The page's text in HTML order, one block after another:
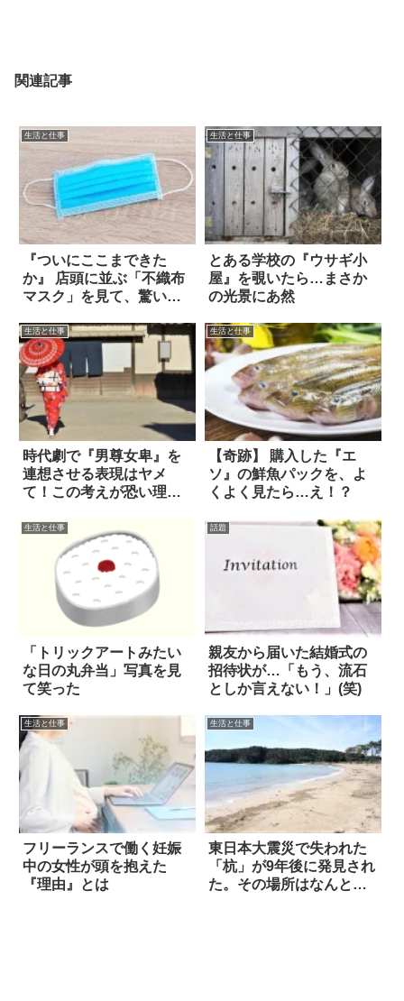
関連記事
生活と仕事
『ついにここまできた
か』 店頭に並ぶ「不織布
マスク」を見て、驚い
生活と仕事
とある学校の『ウサギ小
屋』を覗いたら…まさか
の光景にあ然
生活と仕事
時代劇で『男尊女卑』を
連想させる表現はヤメ
て！この考えが恐い理由
生活と仕事
【奇跡】 購入した『エ
ソ』の鮮魚パックを、よ
くよく見たら…え！？
生活と仕事
「トリックアートみたい
な日の丸弁当」写真を見
て笑った
話題
親友から届いた結婚式の
招待状が…「もう、流石
としか言えない！」(笑)
生活と仕事
フリーランスで働く妊娠
中の女性が頭を抱えた
『理由』とは
生活と仕事
東日本大震災で失われた
「杭」が9年後に発見され
た。その場所はなんと…